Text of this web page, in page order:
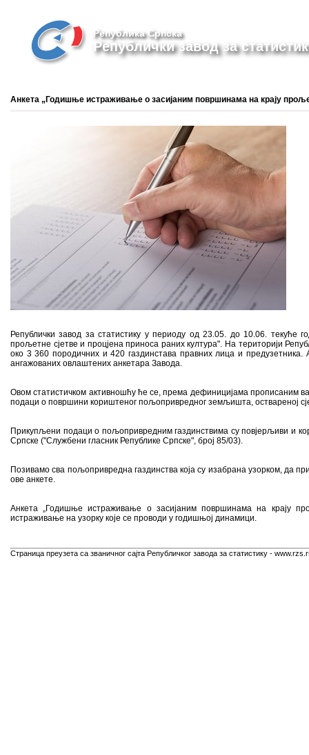
Република Српска
Републички завод за
Анкета „Годишње истраживање o засијаним површинама на крају
Републички завод за статистику у периоду од 23.05. до 10.06.
прољетне сјетве и процјена приноса раних култура". На територији
око 3 360 породичних и 420 газдинстава правних лица и
ангажованих овлаштених анкетара Завода.
Овом статистичком активношћу ће се, према дефиницијама прописаним
подаци о површини кориштеног пољопривредног земљишта, оствареној
Прикупљени подаци о пољопривредним газдинствима су повјерљиви и
Српске ("Службени гласник Републике Српске", број 85/03).
Позивамо сва пољопривредна газдинства која су изабрана узорком, да
ове анкете.
Анкета „Годишње истраживање o засијаним површинама на крају
истраживање на узорку које се проводи у годишњој динамици.
Страница преузета са званичног сајта Републичког завода за статистику -